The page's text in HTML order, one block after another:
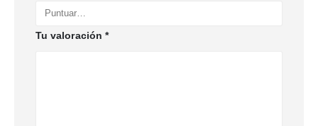
Tu valoración *